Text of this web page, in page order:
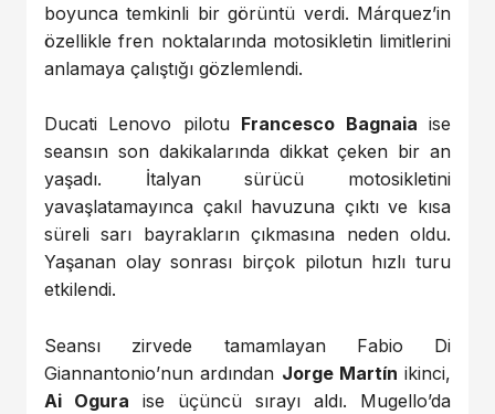
boyunca temkinli bir görüntü verdi. Márquez’in
özellikle fren noktalarında motosikletin limitlerini
anlamaya çalıştığı gözlemlendi.
Ducati Lenovo pilotu Francesco Bagnaia ise
seansın son dakikalarında dikkat çeken bir an
yaşadı. İtalyan sürücü motosikletini
yavaşlatamayınca çakıl havuzuna çıktı ve kısa
süreli sarı bayrakların çıkmasına neden oldu.
Yaşanan olay sonrası birçok pilotun hızlı turu
etkilendi.
Seansı zirvede tamamlayan Fabio Di
Giannantonio’nun ardından Jorge Martín ikinci,
Ai Ogura ise üçüncü sırayı aldı. Mugello’da